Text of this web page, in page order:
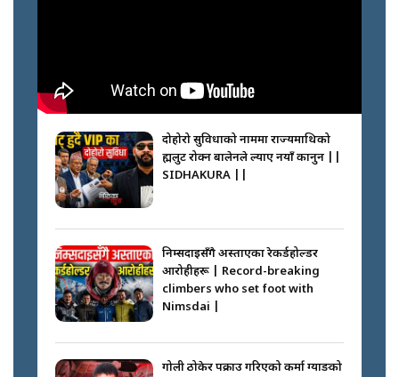
दोहोरो सुविधाको नाममा राज्यमाथिको
ब्रह्मलुट रोक्न बालेनले ल्याए नयाँ कानुन ||
SIDHAKURA ||
निम्सदाइसँगै अस्ताएका रेकर्डहोल्डर
आरोहीहरू | Record-breaking
climbers who set foot with
Nimsdai |
गोली ठोकेर पक्राउ गरिएको कर्मा ग्याङको